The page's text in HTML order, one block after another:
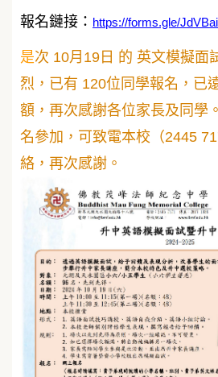
報名鏈接： https://forms.gle/
是次 10月19日 的 英文模擬面
烈，已有 120位同學報名，已
額，再次感謝各位家長及同學
名參加，可致電本校（2445
絡，再次感謝。